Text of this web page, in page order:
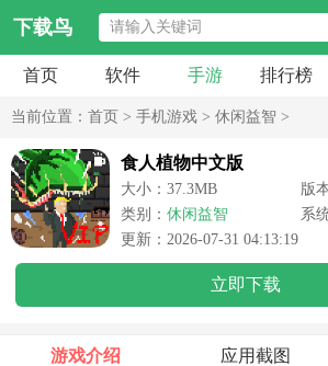
下载鸟
首页 软件 手游 排行榜
当前位置： 首页 > 手机游戏 > 休闲益智 >
食人植物中文版
大小：37.3MB
版
类别： 休闲益智
系
更新：2026-07-31 04:13:19
立即下载
游戏介绍 应用截图